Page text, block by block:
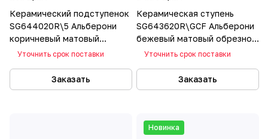
Керамический подступенок
SG644020R\5 Альберони
коричневый матовый
обрезной 60х10,7
Уточнить срок поставки
Заказать
Керамическая ступень
SG643620R\GCF Альберони
бежевый матовый обрезной
60х33
Уточнить срок поставки
Заказать
Новинка